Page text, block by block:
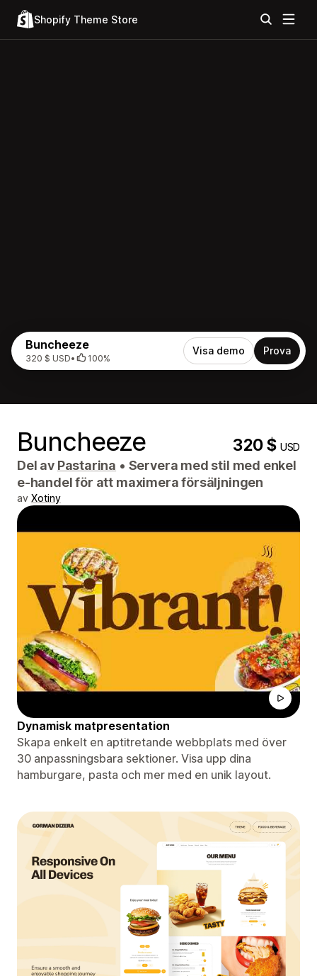
Shopify Theme Store
Buncheeze
320 $ USD• 100%
Visa demo Prova
Buncheeze 320 $USD
Del av Pastarina • Servera med stil med enkel
e-handel för att maximera försäljningen
av Xotiny
Dynamisk matpresentation
Skapa enkelt en aptitretande webbplats med över
30 anpassningsbara sektioner. Visa upp dina
hamburgare, pasta och mer med en unik layout.